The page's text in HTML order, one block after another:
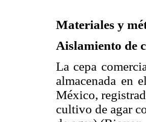
Materiales y
Aislamiento de
La cepa
almacenada en
México,
cultivo de agar